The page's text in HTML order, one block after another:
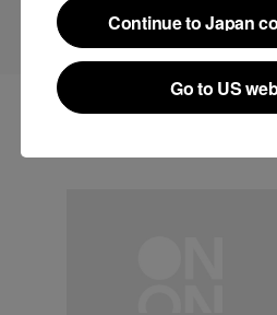
Continue to Japan
Continue to Japan
Go to US
Go to US